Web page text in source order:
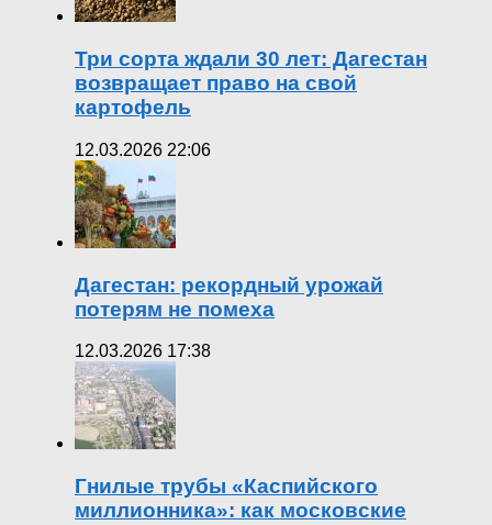
Три сорта ждали 30 лет: Дагестан
возвращает право на свой
картофель
12.03.2026 22:06
Дагестан: рекордный урожай
потерям не помеха
12.03.2026 17:38
Гнилые трубы «Каспийского
миллионника»: как московские